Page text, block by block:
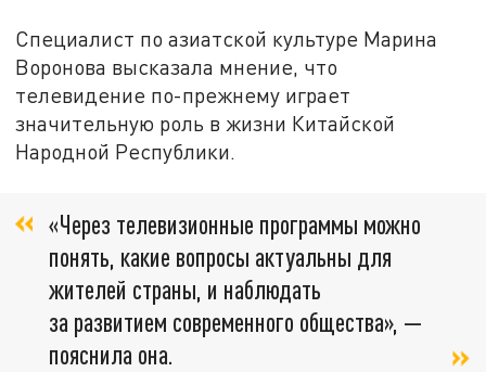
Специалист по азиатской культуре Марина
Воронова высказала мнение, что
телевидение по-прежнему играет
значительную роль в жизни Китайской
Народной Республики.
«Через телевизионные программы можно
понять, какие вопросы актуальны для
жителей страны, и наблюдать
за развитием современного общества», —
пояснила она.